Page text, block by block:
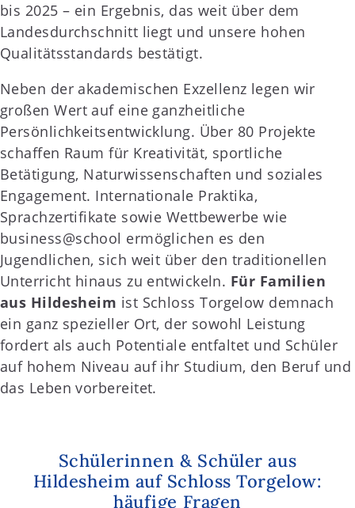
bis 2025 – ein Ergebnis, das weit über dem
Landesdurchschnitt liegt und unsere hohen
Qualitätsstandards bestätigt.
Neben der akademischen Exzellenz legen wir
großen Wert auf eine ganzheitliche
Persönlichkeitsentwicklung. Über 80 Projekte
schaffen Raum für Kreativität, sportliche
Betätigung, Naturwissenschaften und soziales
Engagement. Internationale Praktika,
Sprachzertifikate sowie Wettbewerbe wie
business@school ermöglichen es den
Jugendlichen, sich weit über den traditionellen
Unterricht hinaus zu entwickeln. Für Familien
aus Hildesheim ist Schloss Torgelow demnach
ein ganz spezieller Ort, der sowohl Leistung
fordert als auch Potentiale entfaltet und Schüler
auf hohem Niveau auf ihr Studium, den Beruf und
das Leben vorbereitet.
Schülerinnen & Schüler aus
Hildesheim auf Schloss Torgelow:
häufige Fragen